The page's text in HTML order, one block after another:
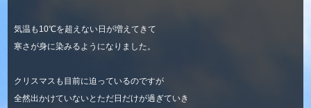
気温も10℃を超えない日が増えてきて
寒さが身に染みるようになりました。
クリスマスも目前に迫っているのですが
全然出かけていないとただ日だけが過ぎていき